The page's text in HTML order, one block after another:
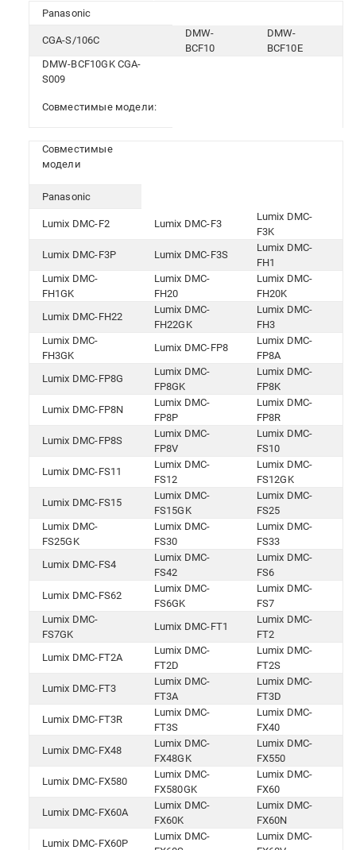
Panasonic
CGA-S/106C
DMW-
BCF10
DMW-
BCF10E
DMW-BCF10GK CGA-
S009
Совместимые модели:
Совместимые
модели
Panasonic
Lumix DMC-F2 Lumix DMC-F3
Lumix DMC-
F3K
Lumix DMC-F3P
Lumix DMC-F3S
Lumix DMC-
FH1
Lumix DMC-
FH1GK
Lumix DMC-
FH20
Lumix DMC-
FH20K
Lumix DMC-FH22
Lumix DMC-
FH22GK
Lumix DMC-
FH3
Lumix DMC-
FH3GK
Lumix DMC-FP8
Lumix DMC-
FP8A
Lumix DMC-FP8G
Lumix DMC-
FP8GK
Lumix DMC-
FP8K
Lumix DMC-FP8N
Lumix DMC-
FP8P
Lumix DMC-
FP8R
Lumix DMC-FP8S
Lumix DMC-
FP8V
Lumix DMC-
FS10
Lumix DMC-FS11
Lumix DMC-
FS12
Lumix DMC-
FS12GK
Lumix DMC-FS15
Lumix DMC-
FS15GK
Lumix DMC-
FS25
Lumix DMC-
FS25GK
Lumix DMC-
FS30
Lumix DMC-
FS33
Lumix DMC-FS4
Lumix DMC-
FS42
Lumix DMC-
FS6
Lumix DMC-FS62
Lumix DMC-
FS6GK
Lumix DMC-
FS7
Lumix DMC-
FS7GK
Lumix DMC-FT1
Lumix DMC-
FT2
Lumix DMC-FT2A
Lumix DMC-
FT2D
Lumix DMC-
FT2S
Lumix DMC-FT3
Lumix DMC-
FT3A
Lumix DMC-
FT3D
Lumix DMC-FT3R
Lumix DMC-
FT3S
Lumix DMC-
FX40
Lumix DMC-FX48
Lumix DMC-
FX48GK
Lumix DMC-
FX550
Lumix DMC-FX580
Lumix DMC-
FX580GK
Lumix DMC-
FX60
Lumix DMC-FX60A
Lumix DMC-
FX60K
Lumix DMC-
FX60N
Lumix DMC-FX60P
Lumix DMC-
Lumix DMC-